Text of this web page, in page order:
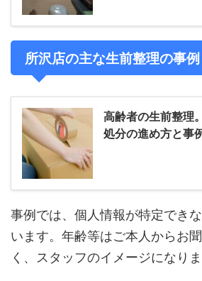
所沢店の主な生前整理の事例
高齢者の生前整理
処分の進め方と事
事例では、個人情報が特定でき
います。年齢等はご本人からお
く、スタッフのイメージになりま